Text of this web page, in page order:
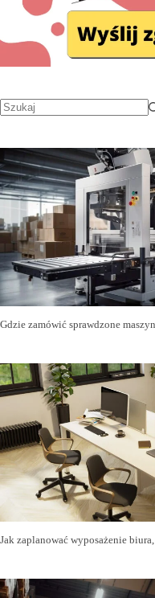
Gdzie zamówić sprawdzone
Jak zaplanować wyposażenie